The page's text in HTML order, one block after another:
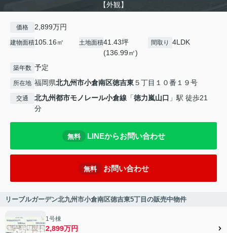
【外観】
価格 2,899万円
建物面積105.16㎡ 土地面積41.43坪
(136.99㎡)
間取り 4LDK
築年数 予定
所在地 福岡県北九州市小倉南区徳吉東５丁目１０番１９号
交通 北九州都市モノレール小倉線 「徳力嵐山口 」駅 徒歩21
分
無料 LINEからお問い合わせ
無料 お問い合わせ
リーブルガーデン北九州市小倉南区徳吉東5丁目の販売中物件
1号棟
2,899万円